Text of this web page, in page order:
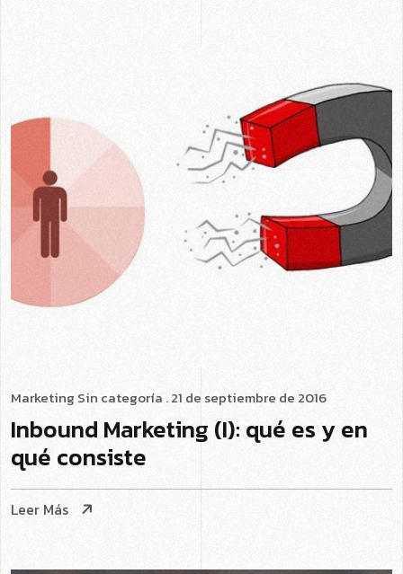
Marketing Sin categoría . 21 de septiembre de 2016
Inbound Marketing (I): qué es y en
qué consiste
Leer Más